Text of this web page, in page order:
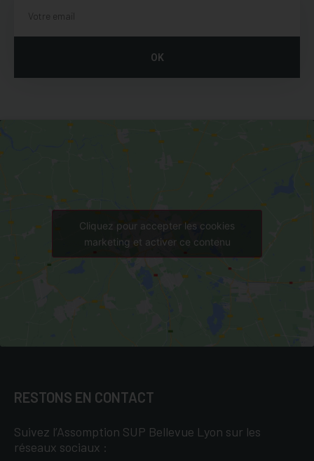
OK
Cliquez pour accepter les cookies
marketing et activer ce contenu
RESTONS EN CONTACT
Suivez l’Assomption SUP Bellevue Lyon sur les
réseaux sociaux :